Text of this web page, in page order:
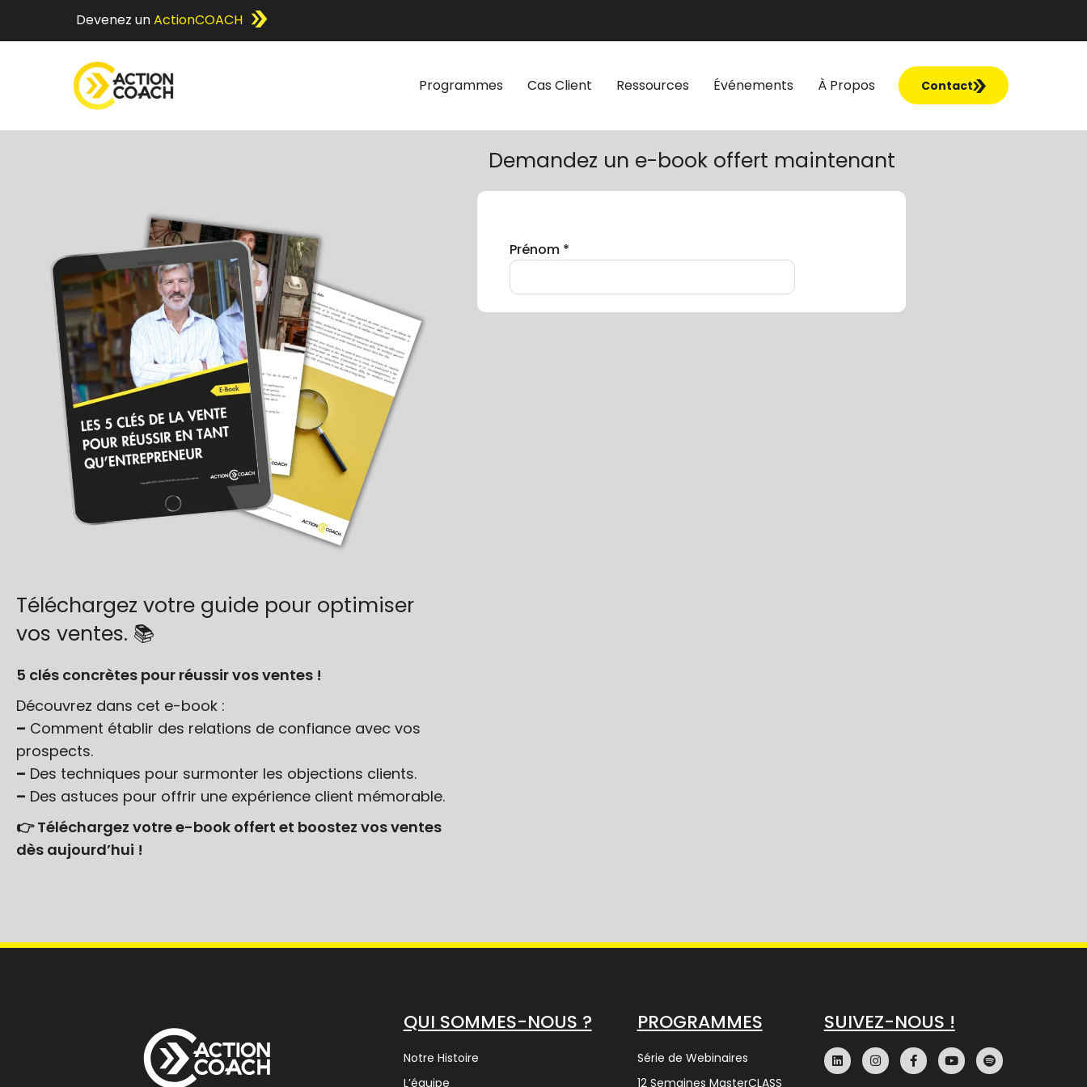
Devenez unActionCOACH
Programmes Cas Client Ressources Événements À Propos Contact
Téléchargez votre guide pour optimiser
vos ventes. 📚
5 clés concrètes pour réussir vos ventes !
Découvrez dans cet e-book :
– Comment établir des relations de confiance avec vos
prospects.
– Des techniques pour surmonter les objections clients.
– Des astuces pour offrir une expérience client mémorable.
👉 Téléchargez votre e-book offert et boostez vos ventes
dès aujourd’hui !
Demandez un e-book offert maintenant
QUI SOMMES-NOUS ?
Notre Histoire
L’équipe
PROGRAMMES
Série de Webinaires
12 Semaines MasterCLASS
SUIVEZ-NOUS !